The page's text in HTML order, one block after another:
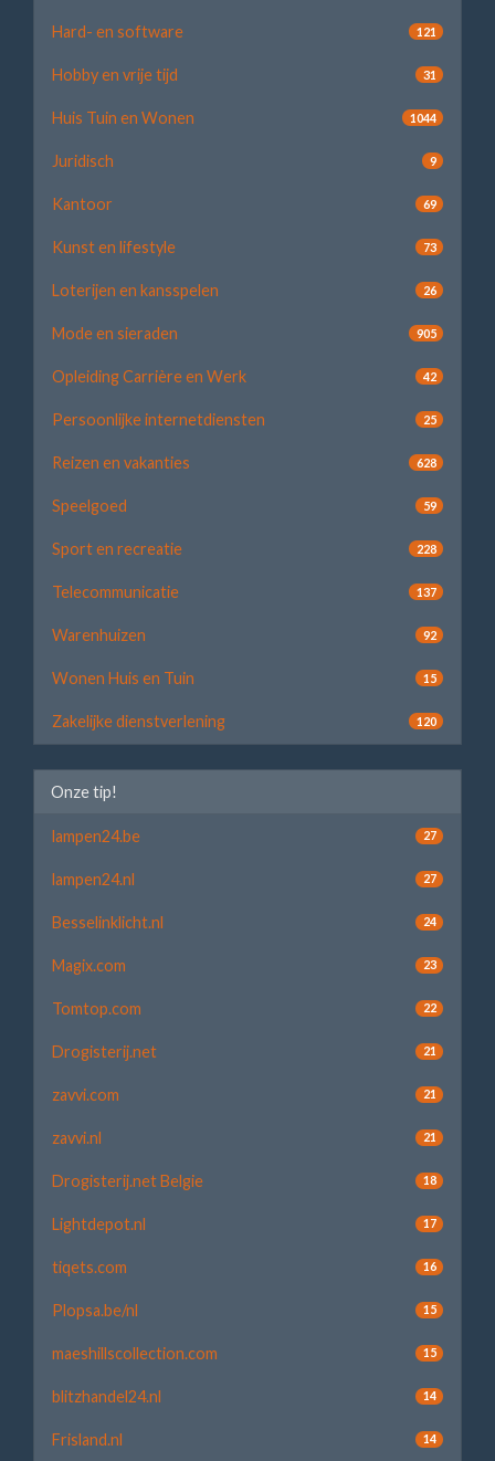
Hard- en software 121
Hobby en vrije tijd 31
Huis Tuin en Wonen 1044
Juridisch 9
Kantoor 69
Kunst en lifestyle 73
Loterijen en kansspelen 26
Mode en sieraden 905
Opleiding Carrière en Werk 42
Persoonlijke internetdiensten 25
Reizen en vakanties 628
Speelgoed 59
Sport en recreatie 228
Telecommunicatie 137
Warenhuizen 92
Wonen Huis en Tuin 15
Zakelijke dienstverlening 120
Onze tip!
lampen24.be 27
lampen24.nl 27
Besselinklicht.nl 24
Magix.com 23
Tomtop.com 22
Drogisterij.net 21
zavvi.com 21
zavvi.nl 21
Drogisterij.net Belgie 18
Lightdepot.nl 17
tiqets.com 16
Plopsa.be/nl 15
maeshillscollection.com 15
blitzhandel24.nl 14
Frisland.nl 14